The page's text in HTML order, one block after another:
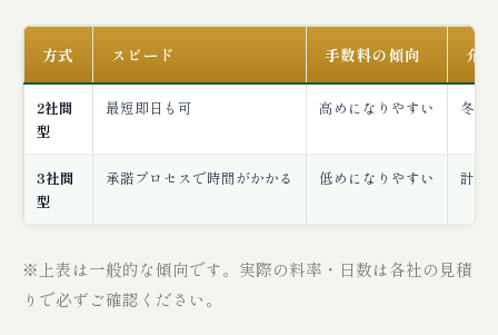
方式 スピード 手数料の傾向 介
2社間
型
最短即日も可 高めになりやすい 冬季
3社間
型
承諾プロセスで時間がかかる 低めになりやすい 計画
※上表は一般的な傾向です。実際の料率・日数は各社の見積
りで必ずご確認ください。